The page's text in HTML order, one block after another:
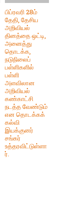
பிப்ரவரி 28ம்
தேதி, தேசிய
அறிவியல்
தினத்தை ஒட்டி,
அனைத்து
தொடக்க,
நடுநிலைப்
பள்ளிகளில்
பள்ளி
அளவிலான
அறிவியல்
கண்காட்சி
நடத்த வேண்டும்
என தொடக்கக்
கல்வி
இயக்குனர்
சங்கர்
உத்தரவிட்டுள்ளா
ர்.